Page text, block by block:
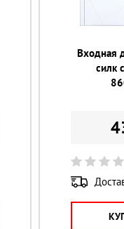
Входная
силк